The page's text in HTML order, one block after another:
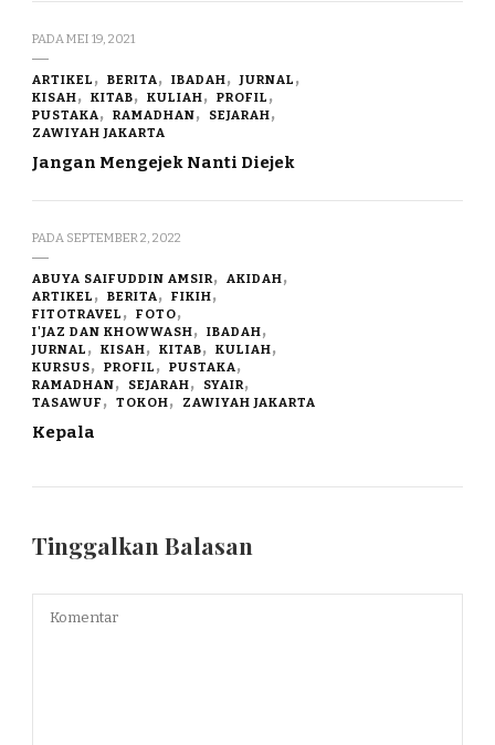
PADAMEI 19, 2021
ARTIKEL BERITA IBADAH
JURNAL
KISAH
KITAB KULIAH
PROFIL
PUSTAKA
RAMADHAN
SEJARAH
ZAWIYAH JAKARTA
Jangan Mengejek Nanti Diejek
PADA SEPTEMBER 2, 2022
ABUYA SAIFUDDIN AMSIR
AKIDAH
ARTIKEL
BERITA
FIKIH
FITOTRAVEL
FOTO
I'JAZ DAN KHOWWASH
IBADAH
JURNAL
KISAH KITAB
KULIAH
KURSUS
PROFIL
PUSTAKA
RAMADHAN
SEJARAH
SYAIR
TASAWUF
TOKOH ZAWIYAH JAKARTA
Kepala
Tinggalkan Balasan